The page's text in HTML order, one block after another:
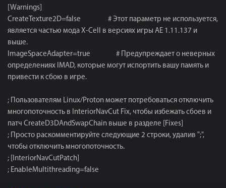
[Warnings]
CreateTexture2D=false # Этот параметр не используется,
является частью мода X-Cell в версиях игры AE 1.11.137 и
выше.
ImageSpaceAdapter=true # Предупреждает о неверных
определениях IMAD, которые могут испортить вашу память и
привести к сбою в игре.
; Пользователям Linux/Proton может потребоваться отключить
многопоточность в InteriorNavCut Fix, чтобы избежать сбоев и
патч CreateD3DAndSwapChain выше в разделе [Fixes]
; Просто раскомментируйте следующие 2 строки, удалив ";",
чтобы отключить многопоточность.
; [InteriorNavCutPatch]
; EnableMultithreading=false